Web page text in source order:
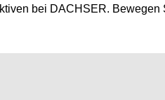
bei DACHSER. Bewegen